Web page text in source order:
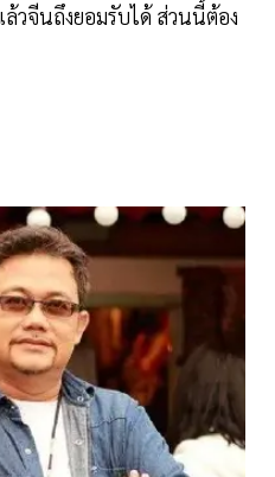
วจีนถึงยอมรับได้ ส่วนนี้ต้อง